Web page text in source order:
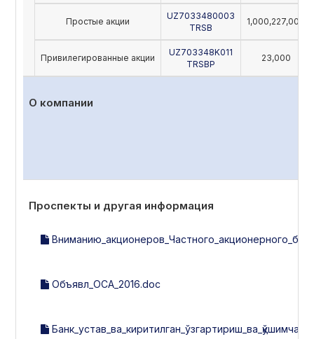
Простые акции
UZ7033480003
TRSB
1,000,227,000
Привилегированные акции
UZ703348K011
TRSBP
23,000
О компании
Проспекты и другая информация
Объявл_ОСА_2016.doc